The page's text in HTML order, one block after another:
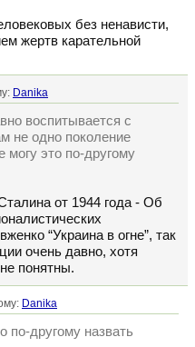
без ненависти,
жертв карательной
Danika
воспитывается с
не одно поколение
это по-другому
от 1944 года - Об
“Украина в огне”, так
очень давно, хотя
понятны.
Danika
по-другому назвать